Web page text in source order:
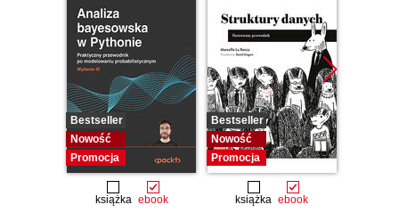
Bestseller
Nowość
Promocja
książka ebook
Bestseller
Nowość
Promocja
książka ebook